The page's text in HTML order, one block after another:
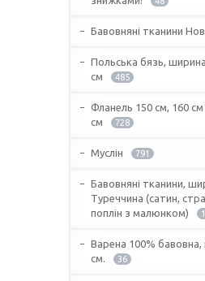
Бавовняні тканини
Польська бязь,
см
485
Фланель 150 см, 160 см
см
728
Муслін 791
Бавовняні тканини,
Туреччина (сатин,
поплін з малюнком)
Варена 100%
см.
36